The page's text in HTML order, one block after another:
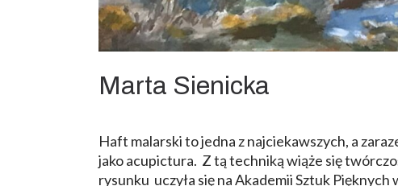
Marta Sienicka
Haft malarski to jedna z najciekawszych, a
jako acupictura. Z tą techniką wiąże się
rysunku uczyła się na Akademii Sztuk